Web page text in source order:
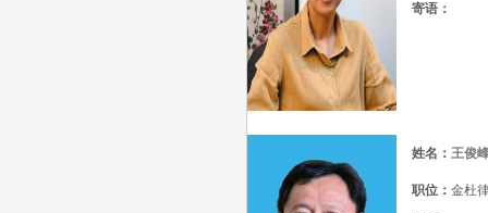
寄语：
姓名： 王俊
职位： 金杜